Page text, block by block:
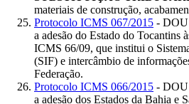
materiais de construção,
Protocolo ICMS 067/2015 - DOU
a adesão do Estado do Tocantins
ICMS 66/09, que institui o
(SIF) e intercâmbio de
Federação.
Protocolo ICMS 066/2015 - DOU
a adesão dos Estados da Bahia e